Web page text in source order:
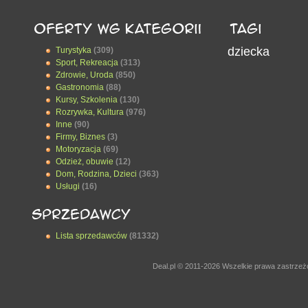
Turystyka (309)
Sport, Rekreacja (313)
Zdrowie, Uroda (850)
Gastronomia (88)
Kursy, Szkolenia (130)
Rozrywka, Kultura (976)
Inne (90)
Firmy, Biznes (3)
Motoryzacja (69)
Odzież, obuwie (12)
Dom, Rodzina, Dzieci (363)
Usługi (16)
Lista sprzedawców (81332)
dziecka
Deal.pl © 2011-2026 Wszelkie prawa